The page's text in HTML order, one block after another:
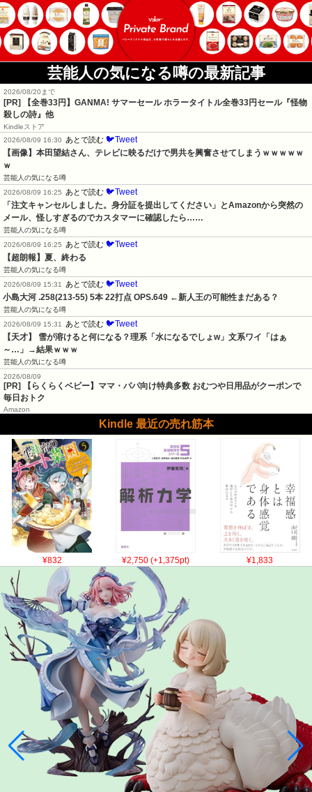
芸能人の気になる噂の最新記事
2026/08/20まで
[PR]
【全巻33円】GANMA! サマーセール ホラータイトル全巻33円セール『怪物
殺しの詩』他
Kindleストア
2026/08/09 16:30
あとで読む 🐦Tweet
【画像】本田望結さん、テレビに映るだけで男共を興奮させてしまうｗｗｗｗｗ
ｗ
芸能人の気になる噂
2026/08/09 16:25
あとで読む 🐦Tweet
「注文キャンセルしました。身分証を提出してください」とAmazonから突然の
メール、怪しすぎるのでカスタマーに確認したら……
芸能人の気になる噂
2026/08/09 16:25
あとで読む 🐦Tweet
【超朗報】夏、終わる
芸能人の気になる噂
2026/08/09 15:31
あとで読む 🐦Tweet
小島大河 .258(213-55) 5本 22打点 OPS.649 ←新人王の可能性まだある？
芸能人の気になる噂
2026/08/09 15:31
あとで読む 🐦Tweet
【天才】 雪が溶けると何になる？理系「水になるでしょw」文系ワイ「はぁ
～…」→結果ｗｗｗ
芸能人の気になる噂
2026/08/09
[PR] 【らくらくベビー】ママ・パパ向け特典多数 おむつや日用品がクーポンで
毎日おトク
Amazon
Kindle 最近の売れ筋本
¥832 ¥2,750 (+1,375pt) ¥1,833